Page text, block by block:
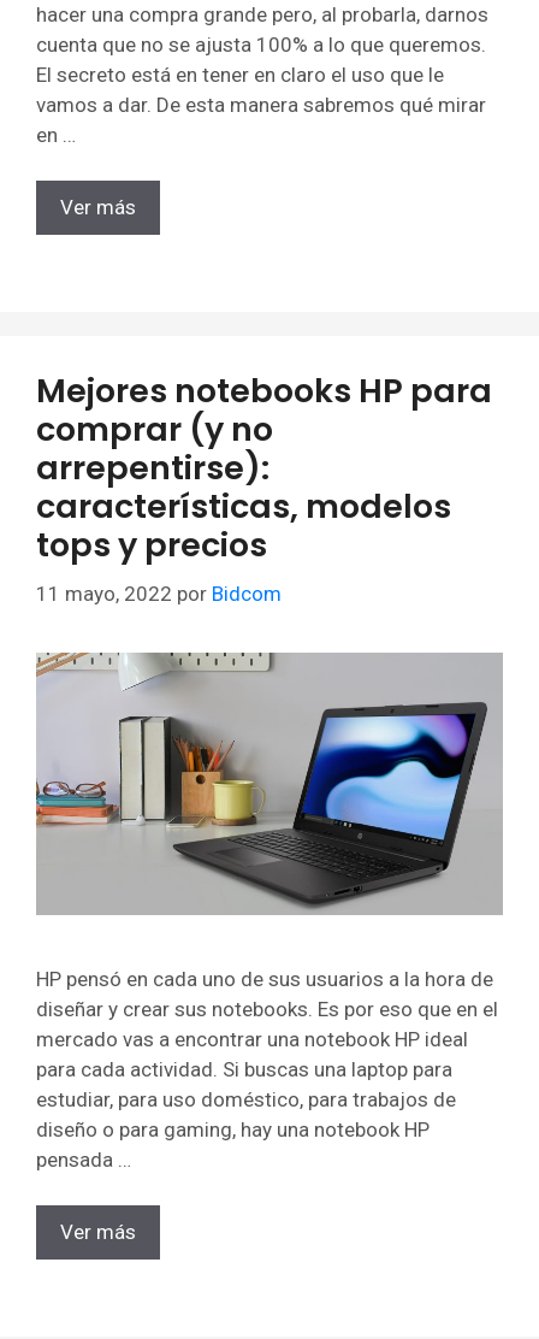
hacer una compra grande pero, al probarla, darnos
cuenta que no se ajusta 100% a lo que queremos.
El secreto está en tener en claro el uso que le
vamos a dar. De esta manera sabremos qué mirar
en …
Ver más
Mejores notebooks HP para
comprar (y no
arrepentirse):
características, modelos
tops y precios
11 mayo, 2022 por Bidcom
HP pensó en cada uno de sus usuarios a la hora de
diseñar y crear sus notebooks. Es por eso que en el
mercado vas a encontrar una notebook HP ideal
para cada actividad. Si buscas una laptop para
estudiar, para uso doméstico, para trabajos de
diseño o para gaming, hay una notebook HP
pensada …
Ver más